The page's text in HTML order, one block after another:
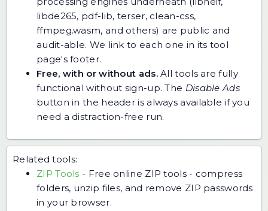
libde265, pdf-lib, terser, clean-css,
ffmpeg.wasm, and others) are public and
audit-able. We link to each one in its tool
page's footer.
Free, with or without ads.All tools are fully
functional without sign-up. The Disable Ads
button in the header is always available if you
need a distraction-free run.
Related tools:
ZIP Tools - Free online ZIP tools - compress
folders, unzip files, and remove ZIP passwords
in your browser.